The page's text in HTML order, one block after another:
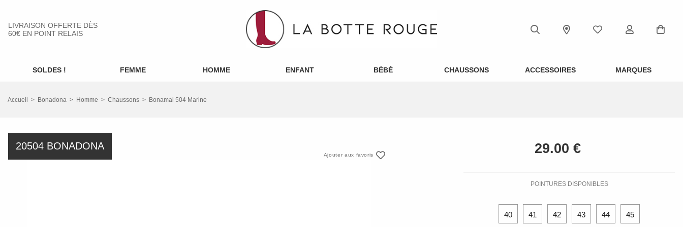
LIVRAISON OFFERTE DÈS
60€ EN POINT RELAIS
SOLDES ! FEMME HOMME ENFANT BÉBÉ CHAUSSONS ACCESSOIRES MARQUES
Accueil Bonadona Homme Chaussons Bonamal 504 Marine
20504 BONADONA
Ajouter aux favoris
POINTURES DISPONIBLES
40 41 42 43 44 45